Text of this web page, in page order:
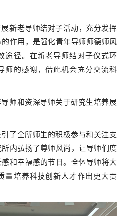
新老导师结对子活动，充分发挥
作用，是强化青年导师师德师风
途径。在新老导师结对子仪式环
师的感谢，借此机会充分交流科
师和资深导师关于研究生培养展
了全所师生的积极参与和关注支
内弘扬了尊师风尚，让导师们度
和幸福感的节日。全体导师将大
量培养科技创新人才作出更大贡